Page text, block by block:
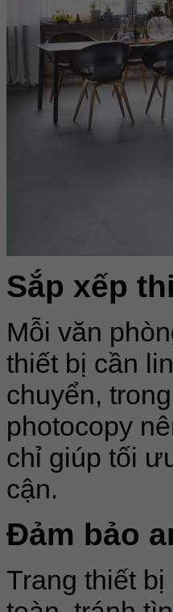
Sắp xếp
Mỗi văn
thiết bị cần
chuyển,
photocopy
chỉ giúp tối
cận.
Đảm bảo
Trang thiết